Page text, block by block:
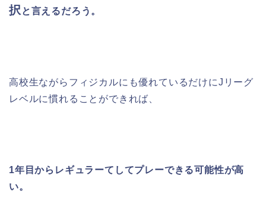
択と言えるだろう。
高校生ながらフィジカルにも優れているだけにJ リーグ
レベルに慣れることができれば、
1年目からレギュラーてしてプレーできる可能性が高
い。